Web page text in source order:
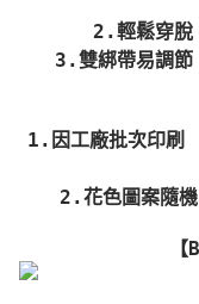
2.輕鬆穿脫
3.雙綁帶易調節
1.因工廠批次印刷
2.花色圖案隨